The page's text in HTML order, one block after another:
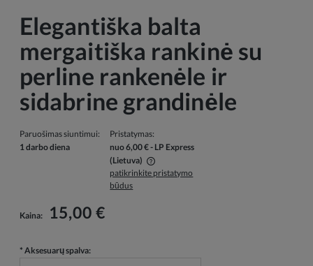
Elegantiška balta
mergaitiška rankinė su
perline rankenėle ir
sidabrine grandinėle
Paruošimas siuntimui:
1 darbo diena
Pristatymas:
nuo 6,00 €- LP Express
(Lietuva)
Į kainą neįskaičiuotos galimos mokėjimo išlaidos
patikrinkite pristatymo
būdus
Kaina: 15,00 €
* Aksesuarų spalva: